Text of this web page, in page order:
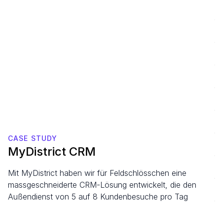
CASE STUDY
MyDistrict CRM
Mit MyDistrict haben wir für Feldschlösschen eine
massgeschneiderte CRM-Lösung entwickelt, die den
Außendienst von 5 auf 8 Kundenbesuche pro Tag